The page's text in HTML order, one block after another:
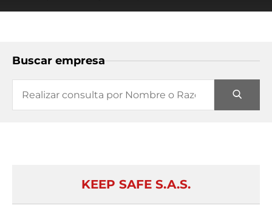
Buscar empresa
KEEP SAFE S.A.S.